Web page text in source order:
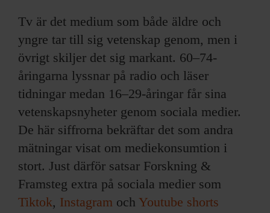
Tv är det medium som både äldre och
yngre tar till sig vetenskap genom, men i
övrigt skiljer det sig markant. 60–74-
åringarna lyssnar på radio och läser
tidningar medan 16–29-åringar får sina
vetenskapsnyheter genom sociala medier.
De här siffrorna bekräftar det som andra
mätningar visat om mediekonsumtion i
stort. Just därför satsar Forskning &
Framsteg extra på sociala medier som
Tiktok, Instagram och Youtube shorts